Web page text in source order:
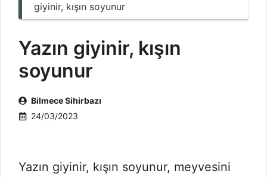
giyinir, kışın soyunur
Yazın giyinir, kışın
soyunur
Bilmece Sihirbazı
24/03/2023
Yazın giyinir, kışın soyunur, meyvesini